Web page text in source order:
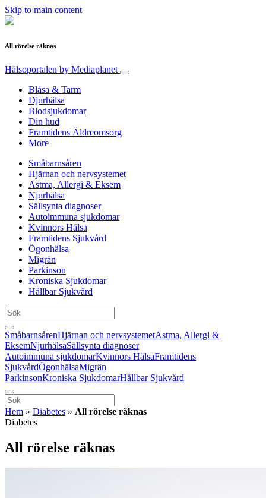
Skip to main content
All rörelse räknas
Hälsoportalen by Mediaplanet
Blåsa & Tarm
Djurhälsa
Blodsjukdomar
Din hud
Framtidens Äldreomsorg
More
Småbarnsåren
Hjärnan och nervsystemet
Astma, Allergi & Eksem
Njurhälsa
Sällsynta diagnoser
Autoimmuna sjukdomar
Kvinnors Hälsa
Framtidens Sjukvård
Ögonhälsa
Migrän
Parkinson
Kroniska Sjukdomar
Hållbar Sjukvård
SmåbarnsårenHjärnan och nervsystemetAstma, Allergi &
EksemNjurhälsaSällsynta diagnoser
Autoimmuna sjukdomarKvinnors HälsaFramtidens
SjukvårdÖgonhälsaMigrän
ParkinsonKroniska SjukdomarHållbar Sjukvård
Hem » Diabetes » All rörelse räknas
Diabetes
All rörelse räknas